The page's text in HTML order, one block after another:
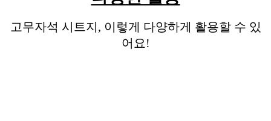
고무자석 시트지, 이렇게 다양하게 활용할 수 있
어요!